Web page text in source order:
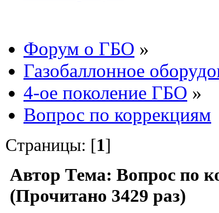
Форум о ГБО »
Газобаллонное
4-ое поколение ГБО »
Вопрос по коррекциям
Страницы: [1]
Автор Тема: Вопрос по
(Прочитано 3429 раз)